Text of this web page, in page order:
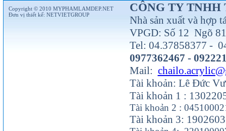
Copyright © 2010 MYPHAMLAMDEP.NET
Đơn vị thiết kế: NETVIETGROUP
CÔNG TY
Nhà sản xuất và hợp
VPGD: Số 12 Ngõ
Tel: 04.37858377 -
0977362467 -
Mail:
Tài khoản: Lê Đức
Tài khoản 1 :
Tài khoản 2 :
Tài khoản 3: